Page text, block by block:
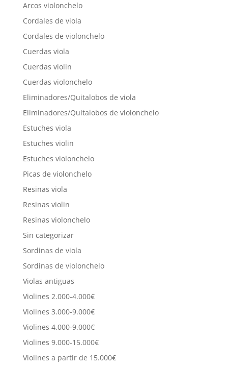
Arcos violonchelo
Cordales de viola
Cordales de violonchelo
Cuerdas viola
Cuerdas violin
Cuerdas violonchelo
Eliminadores/Quitalobos de viola
Eliminadores/Quitalobos de violonchelo
Estuches viola
Estuches violin
Estuches violonchelo
Picas de violonchelo
Resinas viola
Resinas violin
Resinas violonchelo
Sin categorizar
Sordinas de viola
Sordinas de violonchelo
Violas antiguas
Violines 2.000-4.000€
Violines 3.000-9.000€
Violines 4.000-9.000€
Violines 9.000-15.000€
Violines a partir de 15.000€